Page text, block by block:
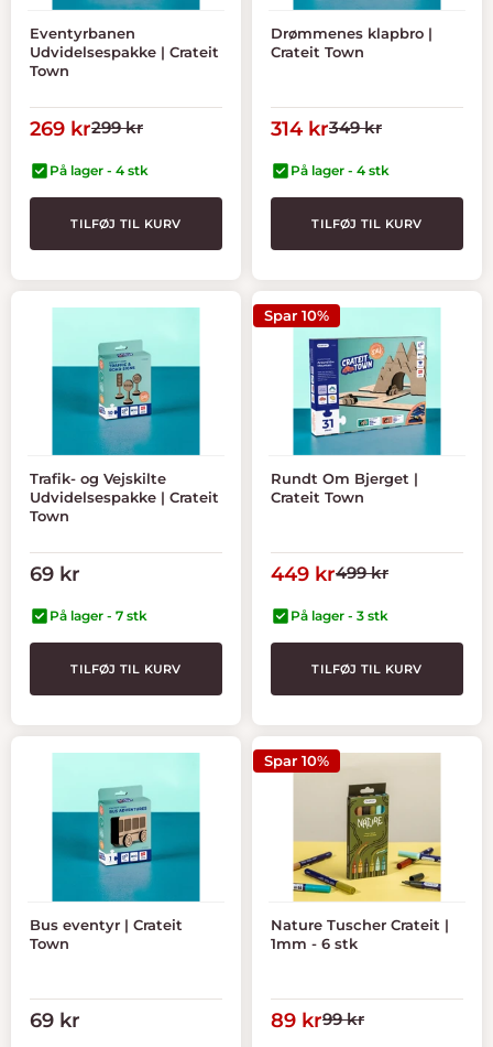
Eventyrbanen
Udvidelsespakke | Crateit
Town
Tilbudspris
269 krNormal
299 kr
På lager - 4 stk
TILFØJ TIL KURV
Drømmenes klapbro |
Crateit Town
Tilbudspris
314 krNormal
349 kr
På lager - 4 stk
TILFØJ TIL KURV
Trafik- og Vejskilte
Udvidelsespakke | Crateit
Town
Tilbudspris
69 kr
På lager - 7 stk
TILFØJ TIL KURV
Spar 10%
Rundt Om Bjerget |
Crateit Town
Tilbudspris
449 krNormal
499 kr
På lager - 3 stk
TILFØJ TIL KURV
Bus eventyr | Crateit
Town
Tilbudspris
69 kr
Spar 10%
Nature Tuscher Crateit |
1mm - 6 stk
Tilbudspris
89 krNormal
99 kr